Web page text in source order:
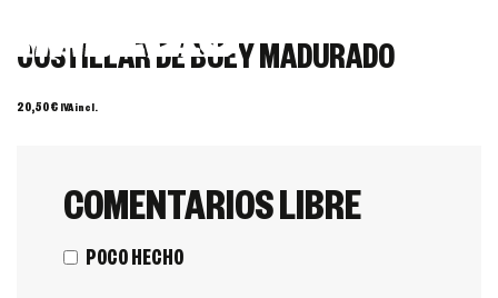
COSTILLAR DE BUEY MADURADO
20,50€ IVA incl.
COMENTARIOS LIBRE
POCO HECHO